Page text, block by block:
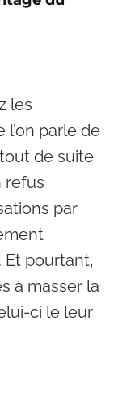
les
parle de
de suite
refus
par
Et pourtant,
à masser la
ci le leur